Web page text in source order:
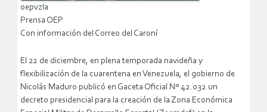
oepvzla
Prensa OEP
El 22 de diciembre, en plena temporada navideña y
flexibilización de la cuarentena en Venezuela, el gobierno de
Nicolás Maduro publicó en Gaceta Oficial Nº 42.032 un